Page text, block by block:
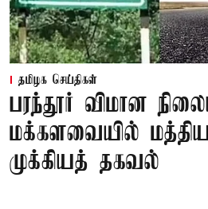
தமிழக செய்திகள்
பரந்தூர் விமான
மக்களவையில்
முக்கியத் தகவல்